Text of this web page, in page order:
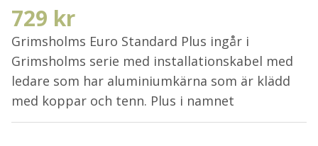
729 kr
Grimsholms Euro Standard Plus ingår i
Grimsholms serie med installationskabel med
ledare som har aluminiumkärna som är klädd
med koppar och tenn. Plus i namnet